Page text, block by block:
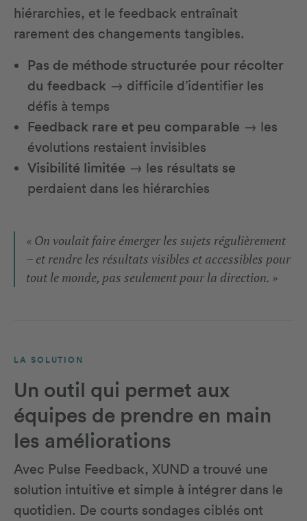
hiérarchies, et le feedback entraînait
rarement des changements tangibles.
Pas de méthode structurée pour récolter
du feedback → difficile d’identifier les
défis à temps
Feedback rare et peu comparable → les
évolutions restaient invisibles
Visibilité limitée → les résultats se
perdaient dans les hiérarchies
« On voulait faire émerger les sujets régulièrement
– et rendre les résultats visibles et accessibles pour
tout le monde, pas seulement pour la direction. »
LA SOLUTION
Un outil qui permet aux
équipes de prendre en main
les améliorations
Avec Pulse Feedback, XUND a trouvé une
solution intuitive et simple à intégrer dans le
quotidien. De courts sondages ciblés ont